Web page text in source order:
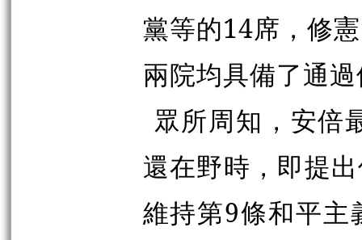
黨等的14席，修
兩院均具備了通
眾所周知，安倍
還在野時，即提
維持第9條和平主